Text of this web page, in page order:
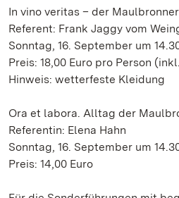
In vino veritas – der
Referent: Frank Jaggy vom
Sonntag, 16. September um
Preis: 18,00 Euro pro Person
Hinweis: wetterfeste Kleidung
Ora et labora. Alltag der
Referentin: Elena Hahn
Sonntag, 16. September um
Preis: 14,00 Euro